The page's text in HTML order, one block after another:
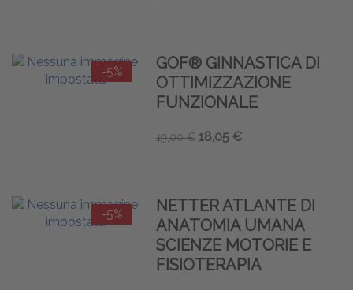
-5%
GOF® GINNASTICA DI
OTTIMIZZAZIONE
FUNZIONALE
19,00 € 18,05 €
-5%
NETTER ATLANTE DI
ANATOMIA UMANA
SCIENZE MOTORIE E
FISIOTERAPIA